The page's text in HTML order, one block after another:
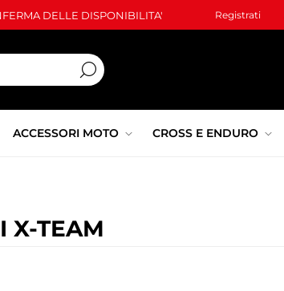
DELLE DISPONIBILITA' Registrati
ACCESSORI MOTO CROSS E ENDURO
X-TEAM